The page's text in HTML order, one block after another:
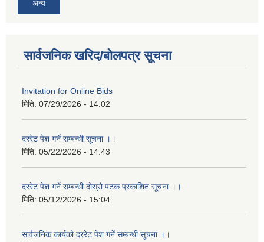
अन्य
सार्वजनिक खरिद/बोलपत्र सूचना
Invitation for Online Bids
मिति: 07/29/2026 - 14:02
दररेट पेश गर्ने सम्बन्धी सूचना ।।
मिति: 05/22/2026 - 14:43
दररेट पेश गर्ने सम्बन्धी दोस्रो पटक प्रकाशित सूचना ।।
मिति: 05/12/2026 - 15:04
सार्वजनिक कार्यको दररेट पेश गर्ने सम्बन्धी सूचना ।।